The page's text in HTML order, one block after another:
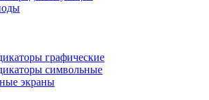
графические
символьные
экраны